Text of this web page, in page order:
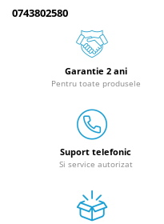
Mori cereale si batoze
Batoze - mori desfacat
Granulatoare
Mori pentru cereale
Mori pentru furaje
Mori pentru furaje si resturi
Piese si accesorii mori
Tocatoare furaje si crengi
0743802580
Garantie 2 ani
Pentru toate produsele
Suport telefonic
Si service autorizat